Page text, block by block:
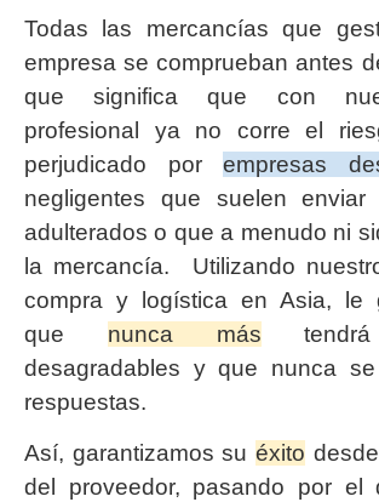
Todas las mercancías que
empresa se comprueban antes
que significa que con
profesional ya no corre el
perjudicado por empresas
negligentes que suelen enviar
adulterados o que a menudo ni
la mercancía. Utilizando
compra y logística en Asia, le
que nunca más tendrá
desagradables y que nunca
respuestas.
Así, garantizamos su éxito
del proveedor, pasando por el